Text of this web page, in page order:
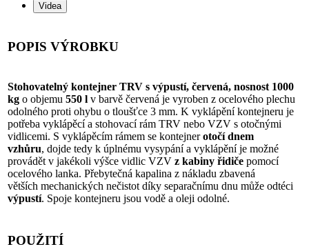
Videa
POPIS VÝROBKU
Stohovatelný kontejner TRV s výpustí, červená, nosnost 1000
kg o objemu 550 l v barvě červená je vyroben z ocelového plechu
odolného proti ohybu o tloušťce 3 mm. K vyklápění kontejneru je
potřeba vyklápěcí a stohovací rám TRV nebo VZV s otočnými
vidlicemi. S vyklápěcím rámem se kontejnerotočí dnem
vzhůru, dojde tedy k úplnému vysypání a vyklápění je možné
provádět v jakékoli výšce vidlic VZV z kabiny řidiče pomocí
ocelového lanka. Přebytečná kapalina z nákladu zbavená
větších mechanických nečistot díky separačnímu dnu může odtéci
výpustí. Spoje kontejneru jsou vodě a oleji odolné.
POUŽITÍ